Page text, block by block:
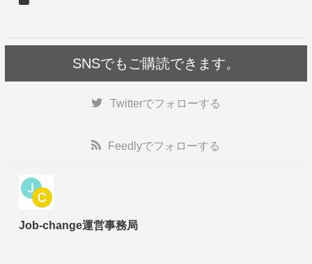
SNSでもご購読できます。
Twitterでフォローする
Feedlyでフォローする
Job-change運営事務局